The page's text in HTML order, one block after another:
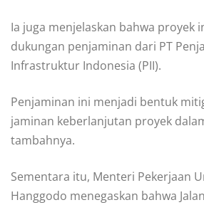
Ia juga menjelaskan bahwa proyek
dukungan penjaminan dari PT
Infrastruktur Indonesia (PII).
Penjaminan ini menjadi bentuk
jaminan keberlanjutan proyek
tambahnya.
Sementara itu, Menteri Pekerjaan
Hanggodo menegaskan bahwa